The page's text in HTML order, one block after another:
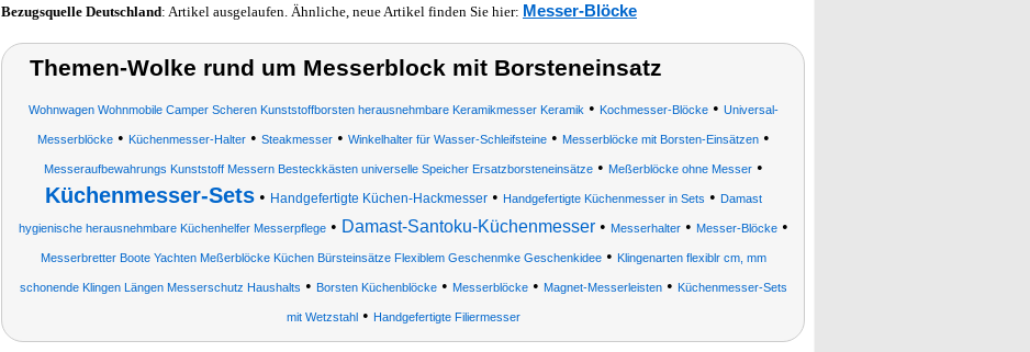
Bezugsquelle Deutschland: Artikel ausgelaufen. Ähnliche, neue Artikel finden Sie hier: Messer-Blöcke
Themen-Wolke rund um Messerblock mit Borsteneinsatz
Wohnwagen Wohnmobile Camper Scheren Kunststoffborsten herausnehmbare Keramikmesser Keramik • Kochmesser-Blöcke• Universal-
Messerblöcke• Küchenmesser-Halter• Steakmesser• Winkelhalter für Wasser-Schleifsteine• Messerblöcke mit Borsten-Einsätzen•
Messeraufbewahrungs Kunststoff Messern Besteckkästen universelle Speicher Ersatzborsteneinsätze• Meßerblöcke ohne Messer•
Küchenmesser-Sets• Handgefertigte Küchen-Hackmesser• Handgefertigte Küchenmesser in Sets • Damast
hygienische herausnehmbare Küchenhelfer Messerpflege• Damast-Santoku-Küchenmesser• Messerhalter• Messer-Blöcke•
Messerbretter Boote Yachten Meßerblöcke Küchen Bürsteinsätze Flexiblem Geschenmke Geschenkidee• Klingenarten flexiblr cm, mm
schonende Klingen Längen Messerschutz Haushalts • Borsten Küchenblöcke• Messerblöcke• Magnet-Messerleisten• Küchenmesser-Sets
mit Wetzstahl• Handgefertigte Filiermesser